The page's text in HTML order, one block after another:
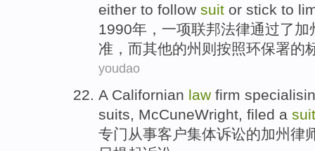
either to follow suit or stick to
1990年， 一项联邦法律通过了加
准 ， 而其他的州则 按照环保署的
youdao
A Californian law firm
suits, McCuneWright, filed a suit
专门 从事客户集体诉讼的加州律